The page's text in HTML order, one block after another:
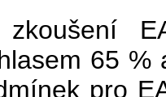
zkoušení
65
pro